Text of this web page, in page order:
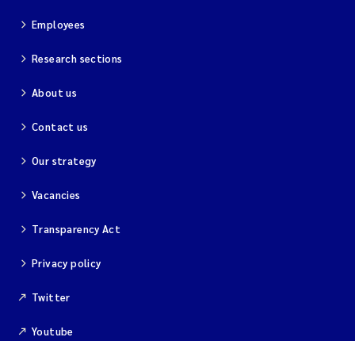
Marianne Olsen
Marc Anglès d'Auriac
Isabel Seifert-Dähnn
Joachim Tørum Johansen
Employees
Research sections
About us
Contact us
Our strategy
Vacancies
Transparency Act
Privacy policy
Twitter
Youtube